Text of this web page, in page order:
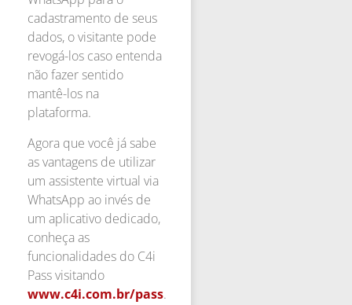
cadastramento de seus
dados, o visitante pode
revogá-los caso entenda
não fazer sentido
mantê-los na
plataforma.
Agora que você já sabe
as vantagens de utilizar
um assistente virtual via
WhatsApp ao invés de
um aplicativo dedicado,
conheça as
funcionalidades do C4i
Pass visitando
www.c4i.com.br/pass.